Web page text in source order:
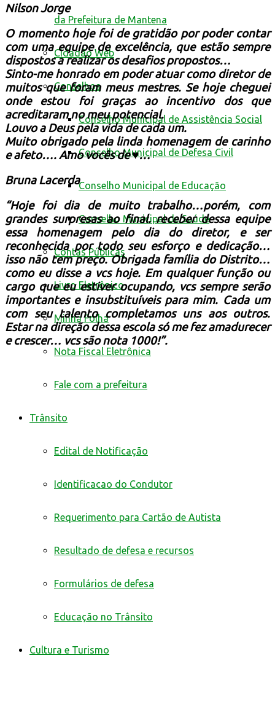
da Prefeitura de Mantena
Cidadão Web
Conselhos
Conselho Municipal de Assistência Social
Conselho Municipal de Defesa Civil
Conselho Municipal de Educação
Conselho Municipal de Saúde
Contas Públicas
Livro Eletrônico
Minha Folha
Nota Fiscal Eletrônica
Fale com a prefeitura
Trânsito
Edital de Notificação
Identificacao do Condutor
Requerimento para Cartão de Autista
Resultado de defesa e recursos
Formulários de defesa
Educação no Trânsito
Cultura e Turismo
Nilson Jorge
O momento hoje foi de gratidão por poder contar
com uma equipe de excelência, que estão sempre
dispostos a realizar os desafios propostos…
Sinto-me honrado em poder atuar como diretor de
muitos que foram meus mestres. Se hoje cheguei
onde estou foi graças ao incentivo dos que
acreditaram no meu potencial.
Louvo a Deus pela vida de cada um.
Muito obrigado pela linda homenagem de carinho
e afeto…. Amo vocês de♥️…
Bruna Lacerda
“Hoje foi dia de muito trabalho…porém, com
grandes surpresas ao final. receber dessa equipe
essa homenagem pelo dia do diretor, e ser
reconhecida por todo seu esforço e dedicação…
isso não tem preço. Obrigada família do Distrito…
como eu disse a vcs hoje. Em qualquer função ou
cargo que eu estiver ocupando, vcs sempre serão
importantes e insubstituíveis para mim. Cada um
com seu talento completamos uns aos outros.
Estar na direção dessa escola só me fez amadurecer
e crescer… vcs são nota 1000!”.